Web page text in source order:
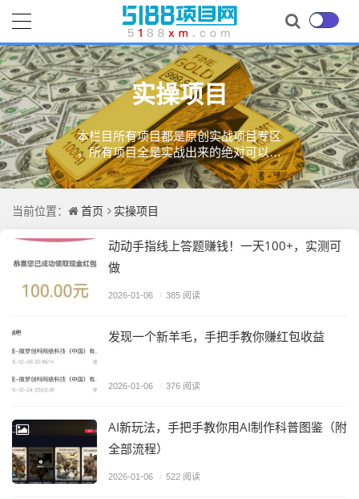
实操项目
本栏目所有项目都是原创实战项目专区
，所有项目全是实战出来的绝对可以操
作的项目。
当前位置： 首页 实操项目
动动手指线上答题赚钱！一天100+，实测可
做
2026-01-06 / 385 阅读
发现一个新羊毛，手把手教你赚红包收益
2026-01-06 / 376 阅读
AI新玩法，手把手教你用AI制作科普图鉴（附
全部流程）
2026-01-06 / 522 阅读